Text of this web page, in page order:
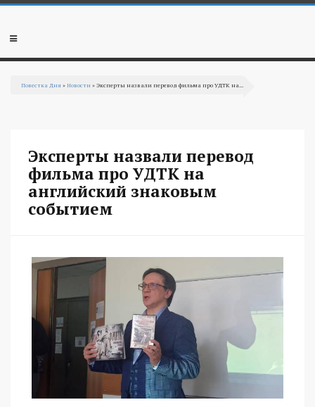
Перейти к основному содержанию
Мобильное
Повестка Дня »Новости » Эксперты назвали перевод фильма про УДТК на...
Эксперты назвали перевод
фильма про УДТК на
английский знаковым
событием